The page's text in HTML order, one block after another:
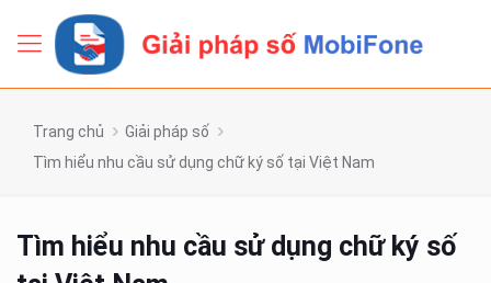
Trang chủ
Giải pháp số
Tìm hiểu nhu cầu sử dụng chữ ký số tại Việt Nam
Tìm hiểu nhu cầu sử dụng chữ ký số